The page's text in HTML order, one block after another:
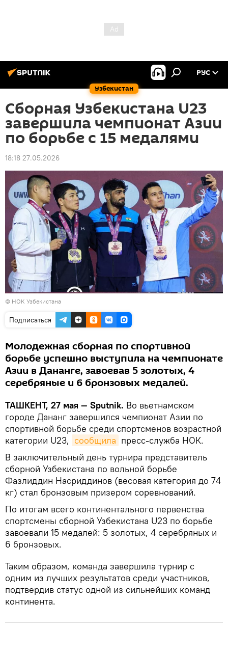
Узбекистан
РУС
Сборная Узбекистана U23
завершила чемпионат Азии
по борьбе с 15 медалями
18:18 27.05.2026
© НОК Узбекистана
Подписаться
Молодежная сборная по спортивной
борьбе успешно выступила на чемпионате
Азии в Дананге, завоевав 5 золотых, 4
серебряные и 6 бронзовых медалей.
ТАШКЕНТ, 27 мая — Sputnik. Во вьетнамском
городе Дананг завершился чемпионат Азии по
спортивной борьбе среди спортсменов возрастной
категории U23, сообщила пресс-служба НОК.
В заключительный день турнира представитель
сборной Узбекистана по вольной борьбе
Фазлиддин Насриддинов (весовая категория до 74
кг) стал бронзовым призером соревнований.
По итогам всего континентального первенства
спортсмены сборной Узбекистана U23 по борьбе
завоевали 15 медалей: 5 золотых, 4 серебряных и
6 бронзовых.
Таким образом, команда завершила турнир с
одним из лучших результатов среди участников,
подтвердив статус одной из сильнейших команд
континента.